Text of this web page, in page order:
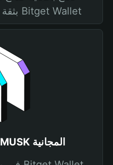
CMUSK بثقة باستخدام Bitget Wallet
اربح توزيعات CMUSK المجانية